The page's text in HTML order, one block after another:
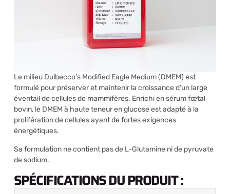
Le milieu Dulbecco’s Modified Eagle Medium (DMEM) est
formulé pour préserver et maintenir la croissance d’un large
éventail de cellules de mammifères. Enrichi en sérum fœtal
bovin, le DMEM à haute teneur en glucose est adapté à la
prolifération de cellules ayant de fortes exigences
énergétiques.
Sa formulation ne contient pas de L-Glutamine ni de pyruvate
de sodium.
SPÉCIFICATIONS DU PRODUIT :